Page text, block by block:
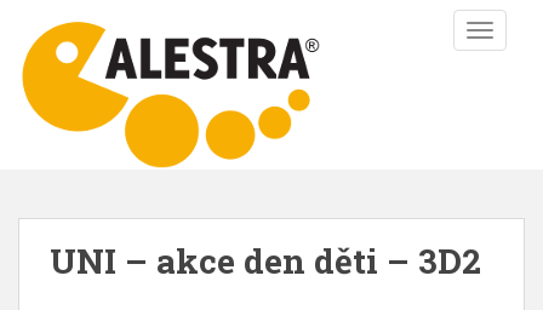
UNI – akce den děti – 3D2